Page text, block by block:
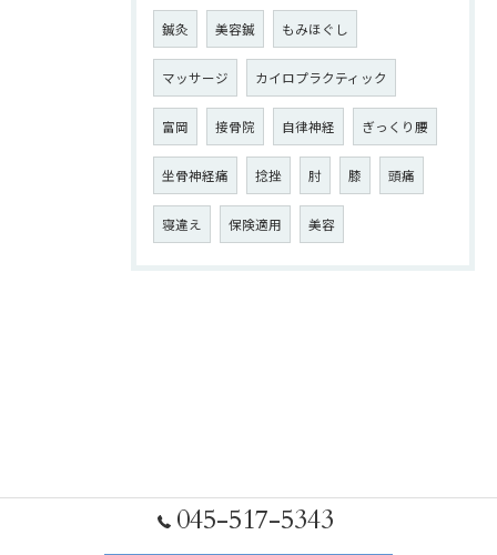
鍼灸 美容鍼 もみほぐし
マッサージ カイロプラクティック
富岡 接骨院 自律神経 ぎっくり腰
坐骨神経痛 捻挫 肘 膝 頭痛
寝違え 保険適用 美容
045-517-5343